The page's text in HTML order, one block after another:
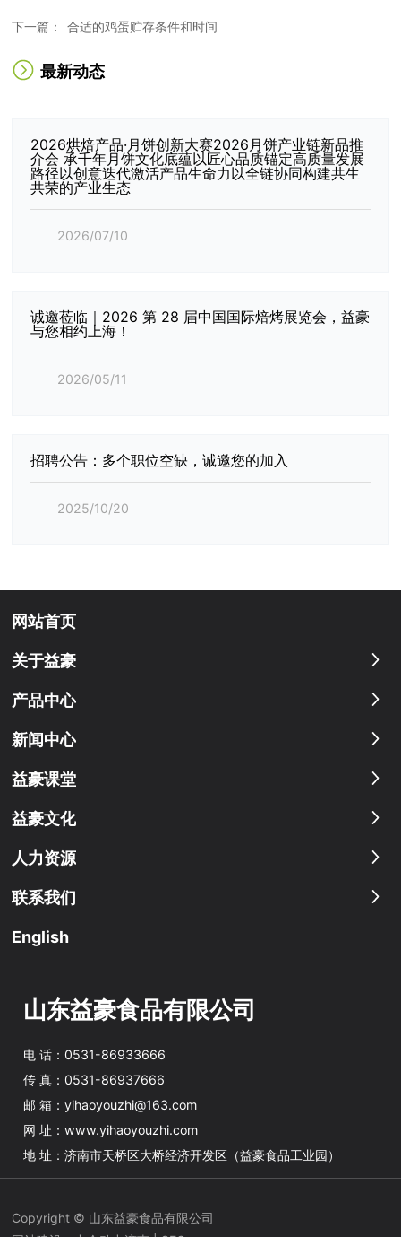
下一篇： 合适的鸡蛋贮存条件和时间
最新动态
2026烘焙产品·月饼创新大赛2026月饼产业链新品推
介会 承千年月饼文化底蕴以匠心品质锚定高质量发展
路径以创意迭代激活产品生命力以全链协同构建共生
共荣的产业生态
2026/07/10
诚邀莅临｜2026 第 28 届中国国际焙烤展览会，益豪
与您相约上海！
2026/05/11
招聘公告：多个职位空缺，诚邀您的加入
2025/10/20
网站首页
关于益豪
产品中心
新闻中心
益豪课堂
益豪文化
人力资源
联系我们
English
山东益豪食品有限公司
电 话：0531-86933666
传 真：0531-86937666
邮 箱：yihaoyouzhi@163.com
网 址：www.yihaoyouzhi.com
地 址：济南市天桥区大桥经济开发区（益豪食品工业园）
Copyright © 山东益豪食品有限公司